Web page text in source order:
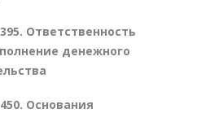
Ответственность
денежного
Основания